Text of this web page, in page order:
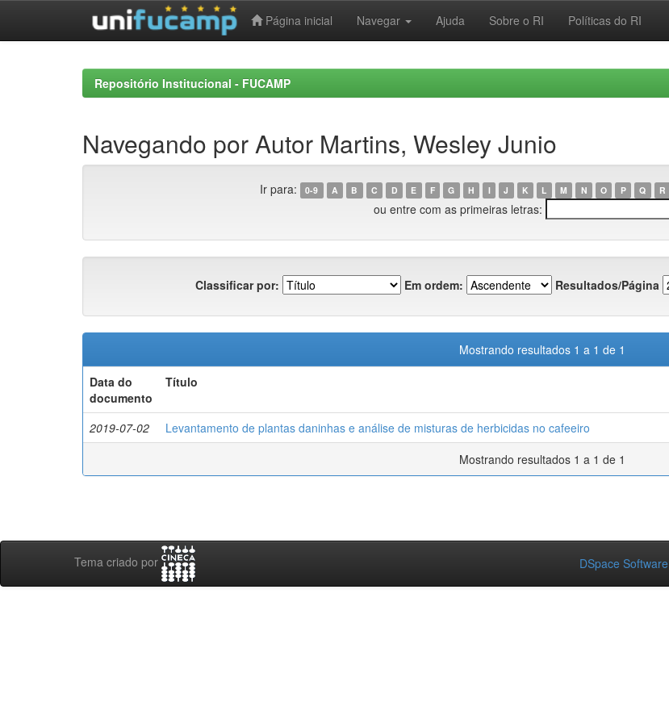
Página inicial Navegar Ajuda Sobre o RI Políticas do RI
Repositório Institucional - FUCAMP
Navegando por Autor Martins, Wesley Junio
Ir para: 0-9 A B C D E F G H I J K L M N O P Q R
ou entre com as primeiras letras:
Classificar por: Em ordem: Resultados/Página
Mostrando resultados 1 a 1 de 1
Data do
documento
Título
2019-07-02 Levantamento de plantas daninhas e análise de misturas de herbicidas no cafeeiro
Mostrando resultados 1 a 1 de 1
Tema criado por DSpace Software